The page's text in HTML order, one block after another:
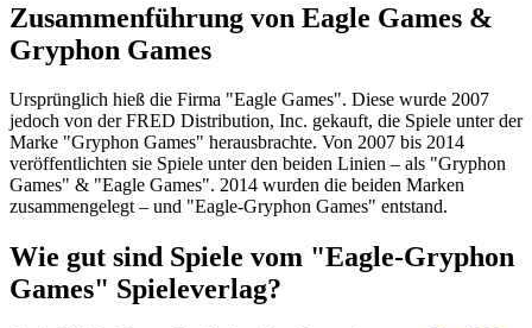
Zusammenführung von Eagle Games &
Gryphon Games
Ursprünglich hieß die Firma "Eagle Games". Diese wurde 2007
jedoch von der FRED Distribution, Inc. gekauft, die Spiele unter der
Marke "Gryphon Games" herausbrachte. Von 2007 bis 2014
veröffentlichten sie Spiele unter den beiden Linien – als "Gryphon
Games" & "Eagle Games". 2014 wurden die beiden Marken
zusammengelegt – und "Eagle-Gryphon Games" entstand.
Wie gut sind Spiele vom "Eagle-Gryphon
Games" Spieleverlag?